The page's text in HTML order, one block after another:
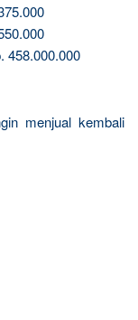
458.000.000
menjual kembali